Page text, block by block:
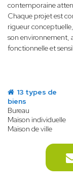
contemporaine
Chaque projet est
rigueur
son environnement,
fonctionnelle et
13 types de
biens
Bureau
Maison individuelle
Maison de ville